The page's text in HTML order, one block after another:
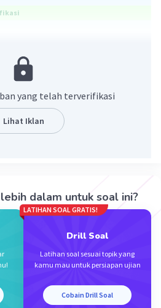
kerajaan yang
Romawi setalah
Barat runtuh. Kekaisaran
sangat strategis adalah
Timur.
yang telah terverifikasi
Lihat Iklan
dalam untuk soal ini?
LATIHAN SOAL GRATIS!
Drill Soal
Latihan soal sesuai topik yang
kamu mau untuk persiapan ujian
Cobain Drill Soal